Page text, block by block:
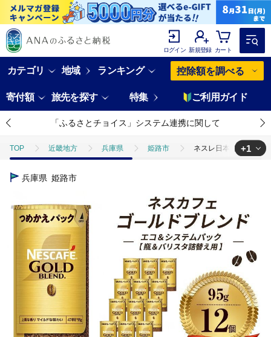
ログイン 新規登録 カート
カテゴリ 地域 ランキング 控除額を調べる
寄付額 旅先を探す 特集 ご利用ガイド
「ふるさとチョイス」システム連携に関して
TOP 近畿地方 兵庫県 姫路市 ネスレ日本 ネスカフ
TOP
+1
兵庫県 姫路市